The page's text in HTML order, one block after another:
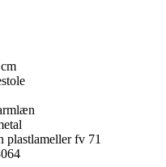
plastlameller fv 71